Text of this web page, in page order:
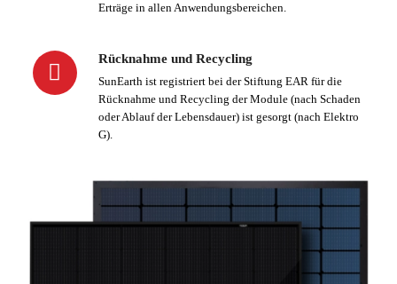
Erträge in allen Anwendungsbereichen.
Rücknahme und Recycling
SunEarth ist registriert bei der Stiftung EAR für die
Rücknahme und Recycling der Module (nach Schaden
oder Ablauf der Lebensdauer) ist gesorgt (nach Elektro
G).